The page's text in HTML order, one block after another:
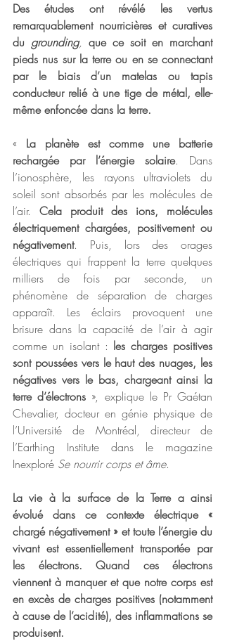
Des études ont révélé les vertus
remarquablement nourricières et curatives
du grounding, que ce soit en marchant
pieds nus sur la terre ou en se connectant
par le biais d’un matelas ou tapis
conducteur relié à une tige de métal, elle-
même enfoncée dans la terre.
« La planète est comme une batterie
rechargée par l’énergie solaire. Dans
l’ionosphère, les rayons ultraviolets du
soleil sont absorbés par les molécules de
l’air. Cela produit des ions, molécules
électriquement chargées, positivement ou
négativement. Puis, lors des orages
électriques qui frappent la terre quelques
milliers de fois par seconde, un
phénomène de séparation de charges
apparaît. Les éclairs provoquent une
brisure dans la capacité de l’air à agir
comme un isolant : les charges positives
sont poussées vers le haut des nuages, les
négatives vers le bas, chargeant ainsi la
terre d’électrons », explique le Pr Gaétan
Chevalier, docteur en génie physique de
l’Université de Montréal, directeur de
l’Earthing Institute dans le magazine
Inexploré Se nourrir corps et âme.
La vie à la surface de la Terre a ainsi
évolué dans ce contexte électrique «
chargé négativement » et toute l’énergie du
vivant est essentiellement transportée par
les électrons. Quand ces électrons
viennent à manquer et que notre corps est
en excès de charges positives (notamment
à cause de l’acidité), des inflammations se
produisent.